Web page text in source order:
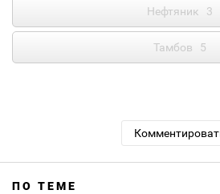
Нефтяник 3
Тамбов 5
ПО ТЕМЕ